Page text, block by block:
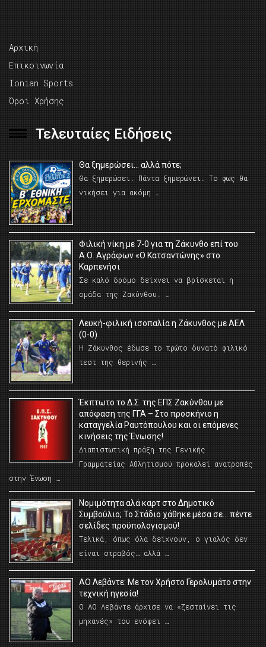
Αρχική
Επικοινωνία
Ionian Sports
Όροι Χρήσης
Τελευταίες Ειδήσεις
Θα ξημερώσει… αλλά πότε;
Θα ξημερώσει. Πάντα ξημερώνει. Το φως θα
νικήσει για ακόμη …
Φιλική νίκη με 7-0 για τη Ζάκυνθο επί του
Α.Ο. Αγράφων «Ο Κατσαντώνης» στο
Καρπενήσι
Σε καλό δρόμο δείχνει να βρίσκεται η
ομάδα της Ζακύνθου. …
Λευκή-φιλική ισοπαλία η Ζάκυνθος με ΑΕΛ
(0-0)
Η Ζάκυνθος έδωσε το πρώτο δυνατό φιλικό
τεστ της θερινής …
Έκπτωτο το Δ.Σ. της ΕΠΣ Ζακύνθου με
απόφαση της ΓΓΑ – Στο προσκήνιο η
καταγγελία Ραυτόπουλου και οι επόμενες
κινήσεις της Ένωσης!
Διαπιστωτική πράξη της Γενικής
Γραμματείας Αθλητισμού προκαλεί ανατροπές
στην Ένωση …
Νομιμότητα αλά καρτ στο Δημοτικό
Συμβούλιο; Το Στάδιο χάθηκε μέσα σε… πέντε
σελίδες προϋπολογισμού!
Τελικά, όπως όλα δείχνουν, ο γιαλός δεν
είναι στραβός… αλλά …
ΑΟ Λεβάντε: Με τον Χρήστο Γερολυμάτο στην
τεχνική ηγεσία!
Ο ΑΟ Λεβάντε άρχισε να «ζεσταίνει τις
μηχανές» του ενόψει …